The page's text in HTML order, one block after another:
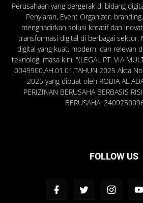
Perusahaan yang bergerak di bidang
Penyiaran, Event Organizer,
menghadirkan solusi kreatif dan
transformasi digital di berbagai sektor.
digital yang kuat, modern, dan relevan
teknologi masa kini. "(LEGAL PT. VIA
0049900.AH.01.01.TAHUN 2025 Akta
2025 yang dibuat oleh ROBIA AL
PERIZINAN BERUSAHA BERBASIS
BERUSAHA:
FOLLOW US